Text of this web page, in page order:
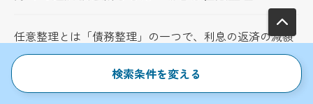
任意整理とは「債務整理」の一つで、利息の返済の減額
や返済期間の見直しを債権者と交渉することで返済の負
担を減らし、原則3年・最長5年の期間で借金の完済を目
指す手続きです。これまで利息を払い過ぎていた場合
検索条件を変える